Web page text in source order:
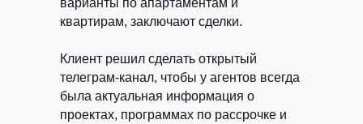
варианты по апартаментам и
квартирам, заключают сделки.
Клиент решил сделать открытый
телеграм-канал, чтобы у агентов всегда
была актуальная информация о
проектах, программах по рассрочке и